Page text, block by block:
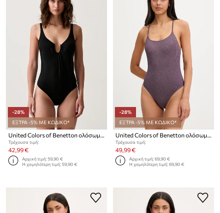
-28%
ΕΞΤΡΑ -5% ΜΕ ΚΩΔΙΚΟ*
United Colors of Benetton ολόσωμο μαγιό γυναικείο
Τρέχουσα τιμή:
42,99 €
Αρχική τιμή:59,90 €
Η χαμηλότερη τιμή:59,90 €
-28%
ΕΞΤΡΑ -5% ΜΕ ΚΩΔΙΚΟ*
United Colors of Benetton ολόσωμο μαγιό γυναικείο
Τρέχουσα τιμή:
49,99 €
Αρχική τιμή:69,90 €
Η χαμηλότερη τιμή:69,90 €